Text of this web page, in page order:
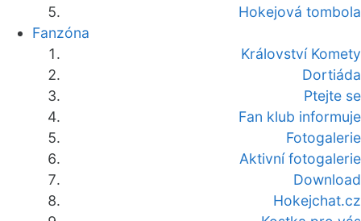
Hokejová tombola
Fanzóna
Království Komety
Dortiáda
Ptejte se
Fan klub informuje
Fotogalerie
Aktivní fotogalerie
Download
Hokejchat.cz